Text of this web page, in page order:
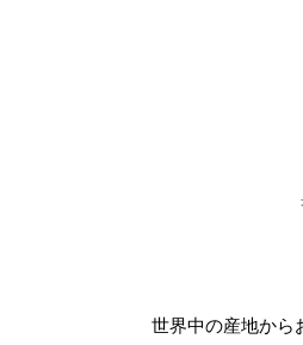
世界中の産地から